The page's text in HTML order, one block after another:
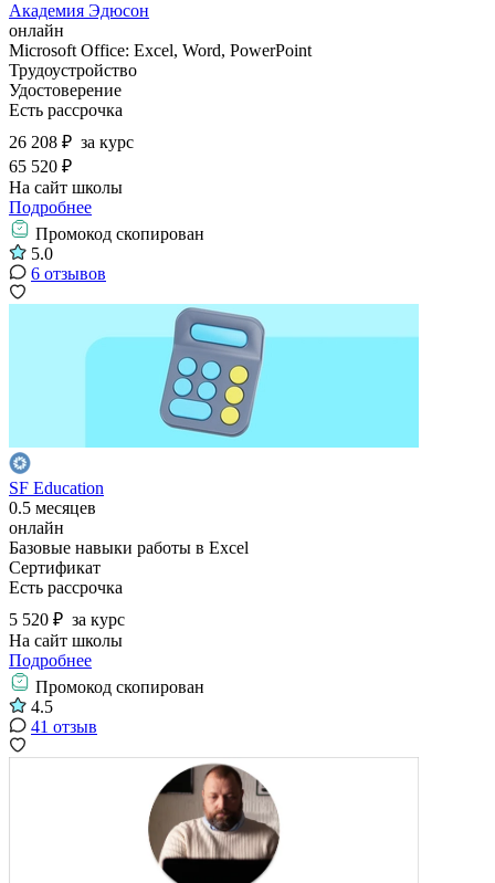
Академия Эдюсон
онлайн
Microsoft Office: Excel, Word, PowerPoint
Трудоустройство
Удостоверение
Есть рассрочка
26 208 ₽ за курс
65 520 ₽
На сайт школы
Подробнее
Промокод скопирован
5.0
6 отзывов
SF Education
0.5 месяцев
онлайн
Базовые навыки работы в Excel
Сертификат
Есть рассрочка
5 520 ₽ за курс
На сайт школы
Подробнее
Промокод скопирован
4.5
41 отзыв